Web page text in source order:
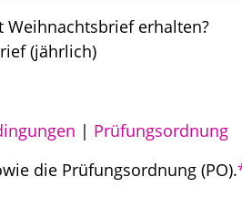
Weihnachtsbrief erhalten?
(jährlich)
| Prüfungsordnung
die Prüfungsordnung (PO).